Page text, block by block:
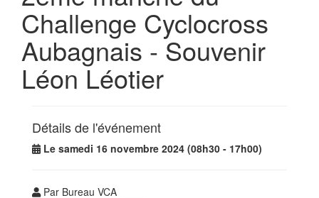
Challenge Cyclocross
Aubagnais - Souvenir
Léon Léotier
Détails de l'événement
Le samedi 16 novembre 2024 (08h30 - 17h00)
Par Bureau VCA